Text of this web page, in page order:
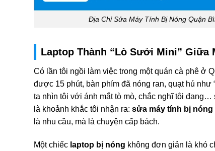
Địa Chỉ Sửa Máy Tính Bị Nóng Quận
Laptop Thành “Lò Sưởi Mini” Giữa
Có lần tôi ngồi làm việc trong một quán cà phê ở
được 15 phút, bàn phím đã nóng ran, quạt hú như
ta nhìn tôi với ánh mắt tò mò, chắc nghĩ tôi đang…
là khoảnh khắc tôi nhận ra: sửa máy tính bị nóng
là nhu cầu, mà là chuyện cấp bách.
Một chiếc laptop bị nóng không đơn giản là khó